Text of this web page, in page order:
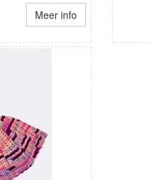
Meer info